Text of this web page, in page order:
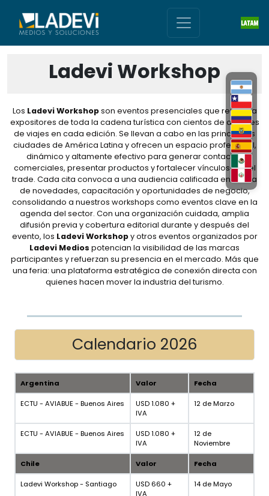
Ladevi Workshop
Los Ladevi Workshopson eventos presenciales que reúnen a
expositores de toda la cadena turística con cientos de agentes
de viajes en cada edición. Se llevan a cabo en las principales
ciudades de América Latina y ofrecen un espacio profesional,
dinámico y altamente efectivo para generar contactos
comerciales, presentar productos y fortalecer vínculos con el
trade. Cada cita convoca a una audiencia calificada en busca
de novedades, capacitación y oportunidades de negocio,
consolidando a nuestros workshops como eventos clave en la
agenda del sector. Con una organización cuidada, amplia
difusión previa y cobertura editorial durante y después del
evento, los Ladevi Workshopy otros eventos organizados por
Ladevi Medios potencian la visibilidad de las marcas
participantes y refuerzan su presencia en el mercado. Más que
una feria: una plataforma estratégica de conexión directa con
quienes hacen mover la industria del turismo.
Calendario 2026
Argentina Valor Fecha
ECTU - AVIABUE - Buenos Aires
USD 1.080 +
IVA
12 de Marzo
ECTU - AVIABUE - Buenos Aires
USD 1.080 +
IVA
12 de
Noviembre
Chile Valor Fecha
Ladevi Workshop - Santiago
USD 660 +
IVA
14 de Mayo